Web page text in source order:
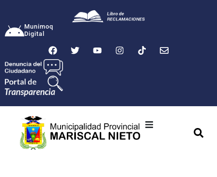
Munimoq
Digital